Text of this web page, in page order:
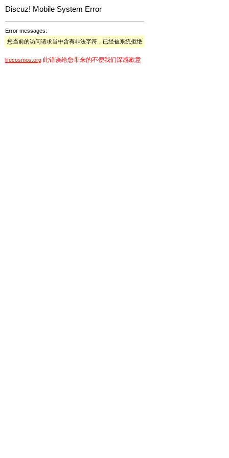
Discuz! Mobile System Error
Error messages:
您当前的访问请求当中含有非法字符，已经被系统拒绝
lifecosmos.org 此错误给您带来的不便我们深感歉意